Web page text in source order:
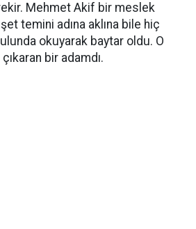
Mehmet Akif bir meslek
temini adına aklına bile hiç
okuyarak baytar oldu. O
bir adamdı.